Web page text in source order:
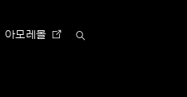
아모레몰